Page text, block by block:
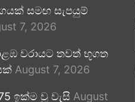
සමඟ සැපයුම්
7, 2026
වරායට තවත් භූගත
August 7, 2026
ඉක්ම වූ වැසි August